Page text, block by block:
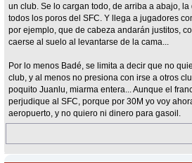
un club. Se lo cargan todo, de arriba a abajo,
todos los poros del SFC. Y llega a jugadores
por ejemplo, que de cabeza andarán justitos,
caerse al suelo al levantarse de la cama...
Por lo menos Badé, se limita a decir que no
club, y al menos no presiona con irse a otros
poquito Juanlu, miarma entera... Aunque el
perjudique al SFC, porque por 30M yo voy
aeropuerto, y no quiero ni dinero para gasoil.